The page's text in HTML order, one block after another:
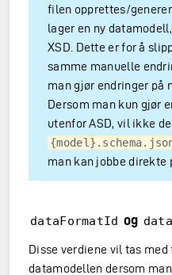
filen opprettes/
lager en ny
XSD. Dette er for å
samme manuelle
man gjør endringer på
Dersom man kun gjør
utenfor ASD, vil ikke
man kan jobbe direkte
dataFormatId og
Disse verdiene vil tas
datamodellen dersom